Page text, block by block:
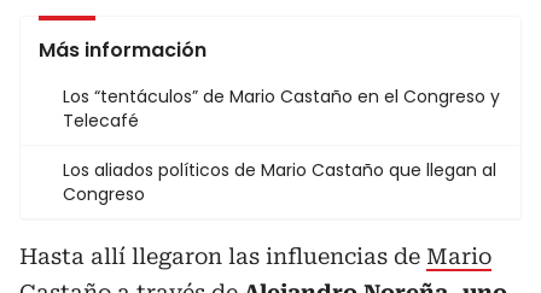
Más información
Los “tentáculos” de Mario Castaño en el Congreso y
Telecafé
Los aliados políticos de Mario Castaño que llegan al
Congreso
Hasta allí llegaron las influencias de Mario